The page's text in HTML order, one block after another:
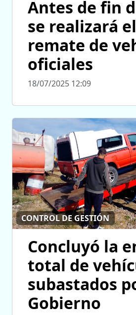
Antes de fin
se realizará
remate de
oficiales
18/07/2025 12:09
CONTROL DE GESTIÓN
Concluyó la
total de
subastados
Gobierno